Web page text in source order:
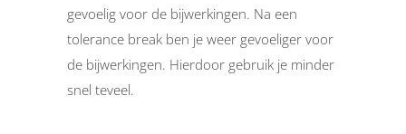
gevoelig voor de bijwerkingen. Na een
tolerance break ben je weer gevoeliger voor
de bijwerkingen. Hierdoor gebruik je minder
snel teveel.